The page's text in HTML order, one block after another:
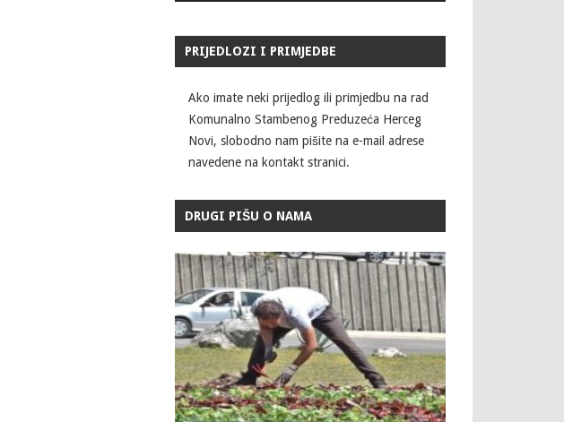
PRIJEDLOZI I PRIMJEDBE
Ako imate neki prijedlog ili primjedbu na rad
Komunalno Stambenog Preduzeća Herceg
Novi, slobodno nam pišite na e-mail adrese
navedene na kontakt stranici.
DRUGI PIŠU O NAMA